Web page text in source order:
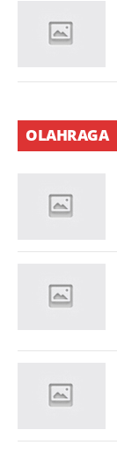
OLAHRAGA